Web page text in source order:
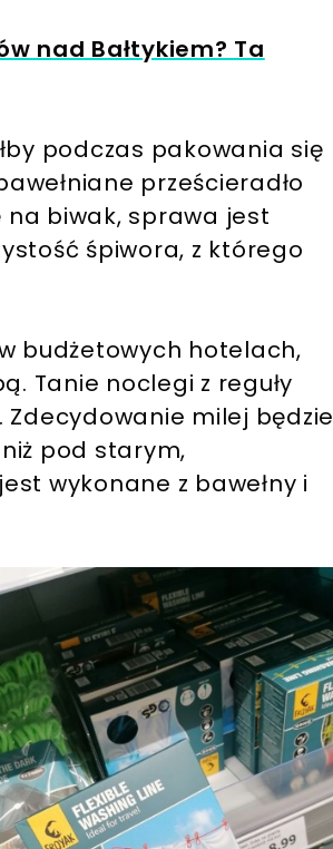
nad Bałtykiem? Ta
podczas pakowania się
prześcieradło
na biwak, sprawa jest
śpiwora, z którego
budżetowych hotelach,
Tanie noclegi z reguły
Zdecydowanie milej będzie
pod starym,
wykonane z bawełny i